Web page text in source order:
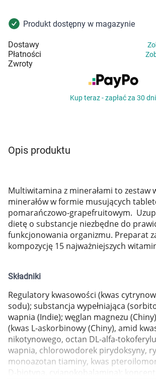
Korzystamy z plików cookies w
dostosowania zawartości serwisu
Zabawki
Produkt dostępny w magazynie
Dostawy
Płatności
Zwroty
Kup teraz - zapłać za 30 dni
Opis produktu
Multiwitamina z minerałami to zestaw
minerałów w formie musujących
pomarańczowo-grapefruitowym.
dietę o substancje niezbędne do
funkcjonowania organizmu. Preparat
kompozycję 15 najważniejszych
Składniki
Regulatory kwasowości (kwas
sodu); substancja wypełniająca
wapnia (Indie); węglan magnezu
(kwas L-askorbinowy (Chiny), amid
nikotynowego, octan DL-alfa-
wapnia, chlorowodorek pirydoksyny,
monoazotan tiaminy, kwas
D-biotyna, cyjanokobalamina);